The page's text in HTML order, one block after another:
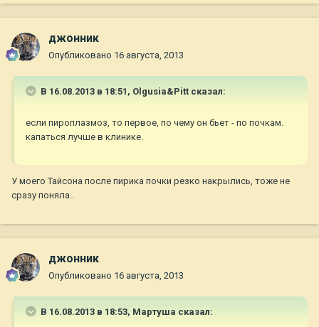
джонник
Опубликовано 16 августа, 2013
В 16.08.2013 в 18:51, Olgusia&Pitt сказал:
если пироплазмоз, то первое, по чему он бьет - по почкам.
капаться лучше в клинике.
У моего Тайсона после пирика почки резко накрылись, тоже не
сразу поняла..
джонник
Опубликовано 16 августа, 2013
В 16.08.2013 в 18:53, Мартуша сказал: